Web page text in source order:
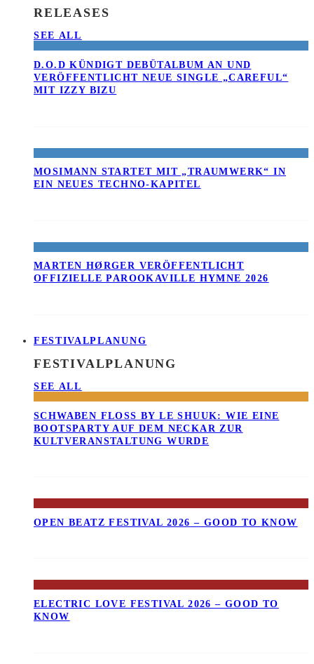
RELEASES
SEE ALL
D.O.D KÜNDIGT DEBÜTALBUM AN UND
VERÖFFENTLICHT NEUE SINGLE „CAREFUL“
MIT IZZY BIZU
MOSIMANN STARTET MIT „TRAUMWERK“ IN
EIN NEUES TECHNO-KAPITEL
MARTEN HØRGER VERÖFFENTLICHT
OFFIZIELLE PAROOKAVILLE HYMNE 2026
FESTIVALPLANUNG
FESTIVALPLANUNG
SEE ALL
SCHWABEN FLOSS BY LE SHUUK: WIE EINE B
OOTSPARTY AUF DEM NECKAR ZUR K
ULTVERANSTALTUNG WURDE
OPEN BEATZ FESTIVAL 2026 – GOOD TO KNOW
ELECTRIC LOVE FESTIVAL 2026 – GOOD TO
KNOW